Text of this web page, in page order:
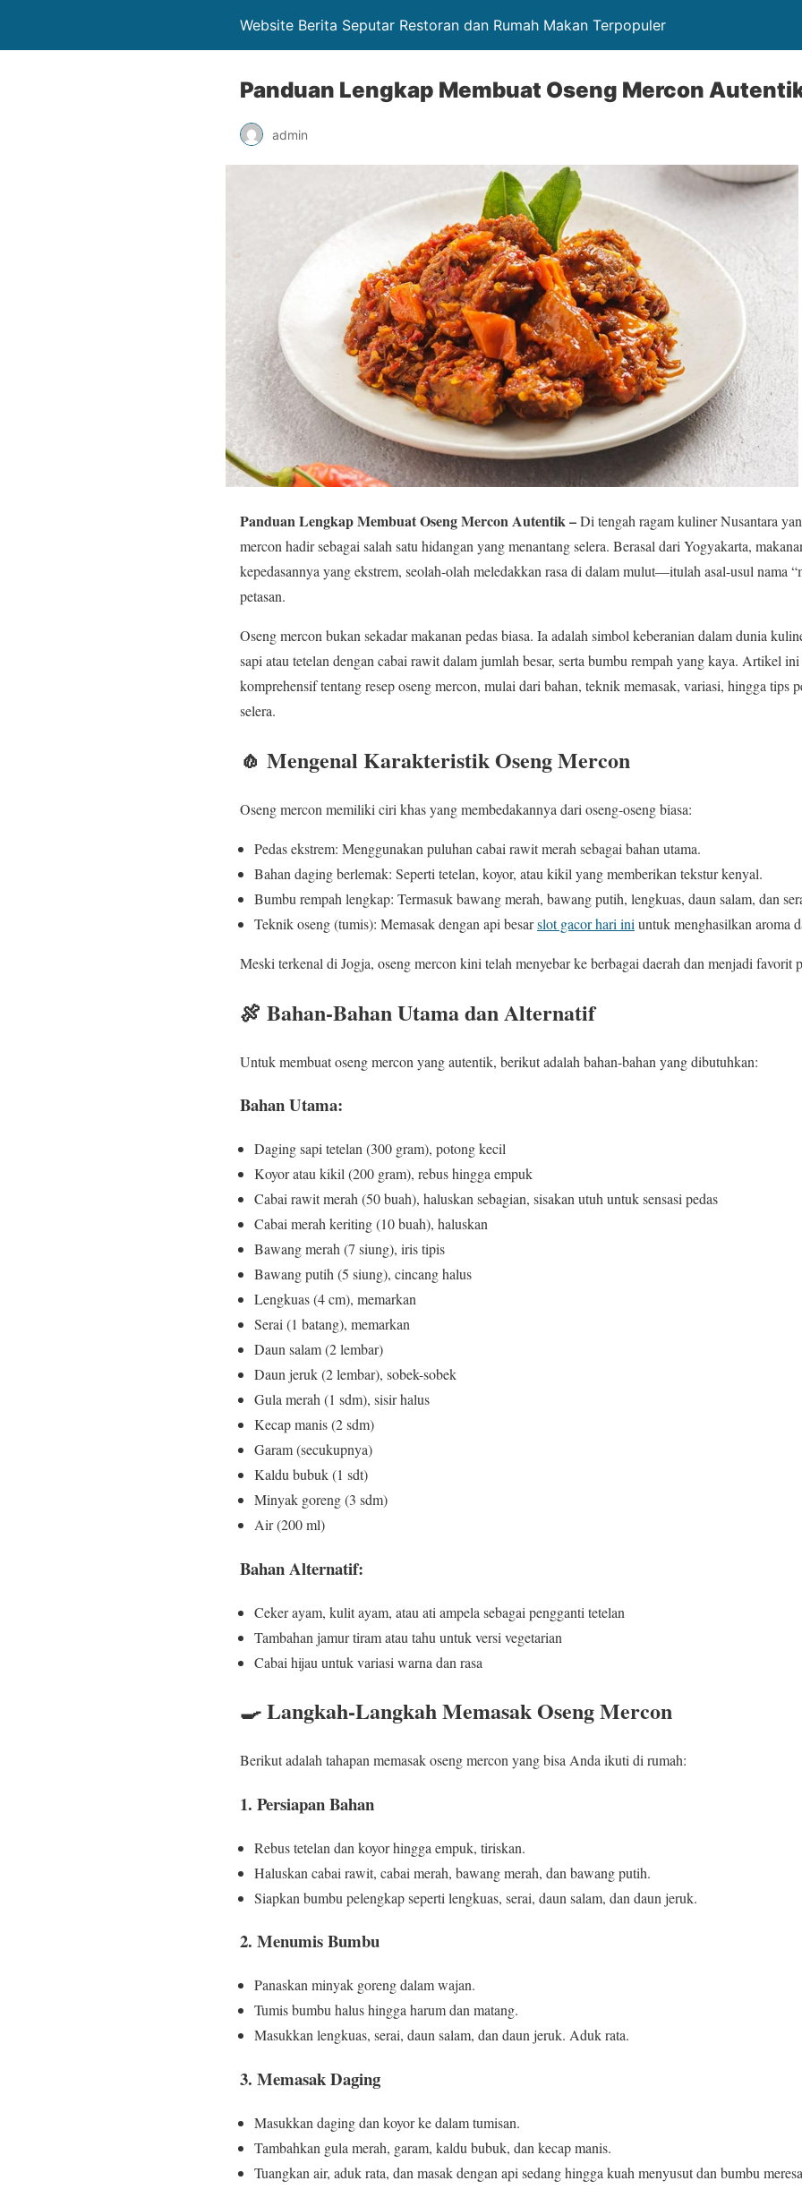
Website Berita Seputar Restoran dan Rumah Makan Terpopuler
Panduan Lengkap Membuat Oseng Mercon
admin
Panduan Lengkap Membuat Oseng Mercon Autentik –Di tengah ragam kuliner Nusantara
mercon hadir sebagai salah satu hidangan yang menantang selera. Berasal dari Yogyakarta,
kepedasannya yang ekstrem, seolah-olah meledakkan rasa di dalam mulut—itulah asal-usul nama
petasan.
Oseng mercon bukan sekadar makanan pedas biasa. Ia adalah simbol keberanian dalam dunia
sapi atau tetelan dengan cabai rawit dalam jumlah besar, serta bumbu rempah yang kaya. Artikel ini
komprehensif tentang resep oseng mercon, mulai dari bahan, teknik memasak, variasi, hingga tips
selera.
🧄 Mengenal Karakteristik Oseng Mercon
Oseng mercon memiliki ciri khas yang membedakannya dari oseng-oseng biasa:
Pedas ekstrem: Menggunakan puluhan cabai rawit merah sebagai bahan utama.
Bahan daging berlemak: Seperti tetelan, koyor, atau kikil yang memberikan tekstur kenyal.
Bumbu rempah lengkap: Termasuk bawang merah, bawang putih, lengkuas, daun salam, dan
Teknik oseng (tumis): Memasak dengan api besarslot gacor hari ini untuk menghasilkan aroma
Meski terkenal di Jogja, oseng mercon kini telah menyebar ke berbagai daerah dan menjadi favorit
🍖 Bahan-Bahan Utama dan Alternatif
Untuk membuat oseng mercon yang autentik, berikut adalah bahan-bahan yang dibutuhkan:
Bahan Utama:
Daging sapi tetelan (300 gram), potong kecil
Koyor atau kikil (200 gram), rebus hingga empuk
Cabai rawit merah (50 buah), haluskan sebagian, sisakan utuh untuk sensasi pedas
Cabai merah keriting (10 buah), haluskan
Bawang merah (7 siung), iris tipis
Bawang putih (5 siung), cincang halus
Lengkuas (4 cm), memarkan
Serai (1 batang), memarkan
Daun salam (2 lembar)
Daun jeruk (2 lembar), sobek-sobek
Gula merah (1 sdm), sisir halus
Kecap manis (2 sdm)
Garam (secukupnya)
Kaldu bubuk (1 sdt)
Minyak goreng (3 sdm)
Air (200 ml)
Bahan Alternatif:
Ceker ayam, kulit ayam, atau ati ampela sebagai pengganti tetelan
Tambahan jamur tiram atau tahu untuk versi vegetarian
Cabai hijau untuk variasi warna dan rasa
🍳 Langkah-Langkah Memasak Oseng Mercon
Berikut adalah tahapan memasak oseng mercon yang bisa Anda ikuti di rumah:
1. Persiapan Bahan
Rebus tetelan dan koyor hingga empuk, tiriskan.
Haluskan cabai rawit, cabai merah, bawang merah, dan bawang putih.
Siapkan bumbu pelengkap seperti lengkuas, serai, daun salam, dan daun jeruk.
2. Menumis Bumbu
Panaskan minyak goreng dalam wajan.
Tumis bumbu halus hingga harum dan matang.
Masukkan lengkuas, serai, daun salam, dan daun jeruk. Aduk rata.
3. Memasak Daging
Masukkan daging dan koyor ke dalam tumisan.
Tambahkan gula merah, garam, kaldu bubuk, dan kecap manis.
Tuangkan air, aduk rata, dan masak dengan api sedang hingga kuah menyusut dan bumbu